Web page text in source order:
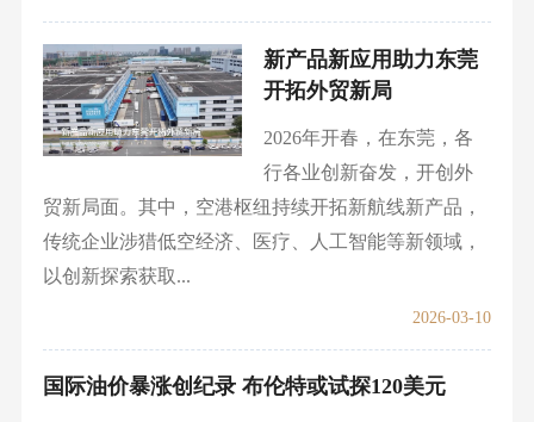
新产品新应用助力东莞
开拓外贸新局
2026年开春，在东莞，各
行各业创新奋发，开创外
贸新局面。其中，空港枢纽持续开拓新航线新产品，
传统企业涉猎低空经济、医疗、人工智能等新领域，
以创新探索获取...
2026-03-10
国际油价暴涨创纪录 布伦特或试探120美元